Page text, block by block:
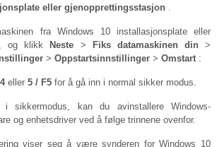
eller gjenopprettingsstasjon.
fra Windows 10 installasjonsplate eller
og klikk Neste > Fiks datamaskinen din>
> Oppstartsinnstillinger> Omstart:
eller 5 / F5for å gå inn i normal sikker modus.
sikkermodus, kan du avinstallere Windows-
og enhetsdriver ved å følge trinnene ovenfor.
viser seg å være synderen for Windows 10